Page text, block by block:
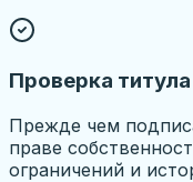
Проверка титула
Прежде чем
праве
ограничений и